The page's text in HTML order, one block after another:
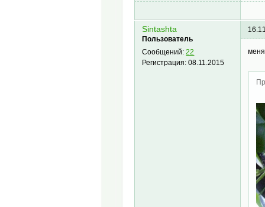
Sintashta
Пользователь
Сообщений:22
Регистрация:08.11.2015